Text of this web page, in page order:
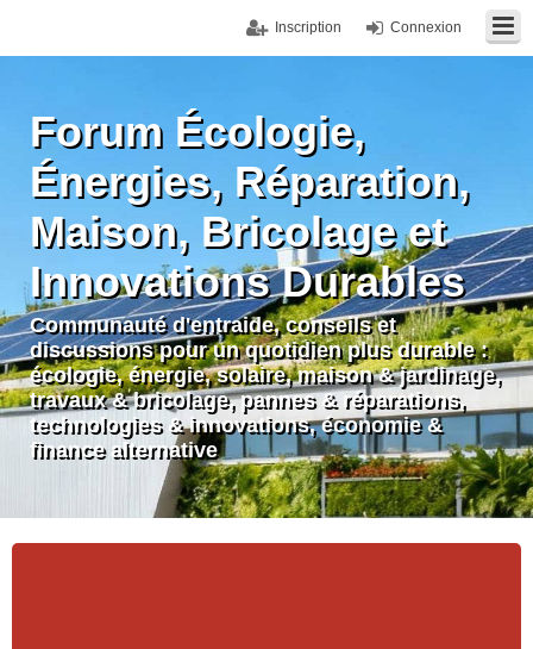
Connexion
Inscription
Forum Écologie,
Énergies, Réparation,
Maison, Bricolage et
Innovations Durables
Communauté d'entraide, conseils et
discussions pour un quotidien plus durable :
écologie, énergie, solaire, maison & jardinage,
travaux & bricolage, pannes & réparations,
technologies & innovations, économie &
finance alternative